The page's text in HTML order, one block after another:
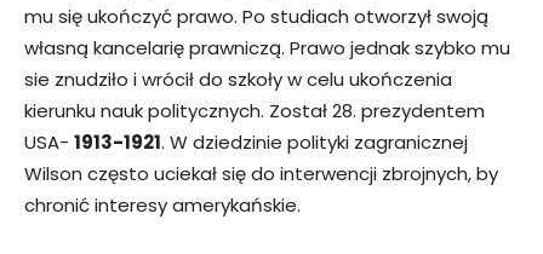
mu się ukończyć prawo. Po studiach otworzył swoją
własną kancelarię prawniczą. Prawo jednak szybko mu
sie znudziło i wrócił do szkoły w celu ukończenia
kierunku nauk politycznych. Został 28. prezydentem
USA- 1913-1921. W dziedzinie polityki zagranicznej
Wilson często uciekał się do interwencji zbrojnych, by
chronić interesy amerykańskie.